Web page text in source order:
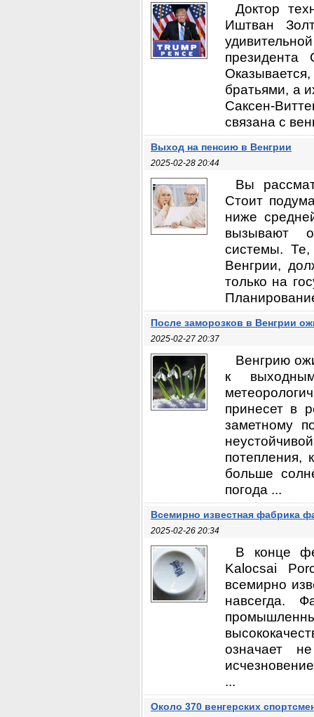
Доктор
Иштван
президента
братьями, а
Саксен-
связана с
Выход на пенсию в Венгрии
2025-02-28 20:44
Вы
Стоит
ниже
вызывают
системы.
Венгрии,
только на
После заморозков в Венгрии
2025-02-27 20:37
Венгрию
к
принесет в
заметному
потепления,
больше
погода ...
Всемирно известная фабрика
2025-02-26 20:34
В конце
Kalocsai
всемирно
навсегда.
означает
...
Около 370 венгерских